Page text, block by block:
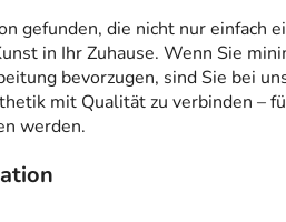
gefunden, die nicht nur einfach
in Ihr Zuhause. Wenn Sie
bevorzugen, sind Sie bei
mit Qualität zu verbinden –
werden.